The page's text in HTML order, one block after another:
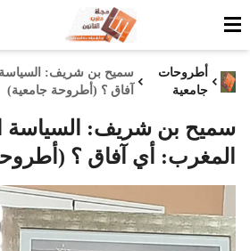
أطروحات
جامعية
سميح بن شريف: السياسة
آفاق ؟ (أطروحة جامعية)
سميح بن شريف: السياسة
المغرب: أي آفاق ؟